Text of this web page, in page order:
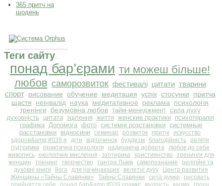
365 притч на
щодень
Теги сайту
понад бар’єрами ти можеш більше!
любов саморозвиток фестивалі цитати тварини
спорт рисование обучение медитация успіх стосунки
притча
щастя
неінвалід наука медитативное реклама
психологія
тренінги
безумовна любов тайм-менеджмент сила духу
духовність
цитата зцілення життя женские практики
психотерапія
графика Допомога фото системні розстановки системные
расстановки відносини семинар розвиток притчі
искусство
здоров&amp;#039;я
діти відпочинок буддизм благодійність
релігія
підтримка
практична психологія надихаюча доброта
любов до себе
живопись
екологічне мислення эзотерика християнство
тренинги для
женщин
тренинг творчество тантра Львів самопознание
релігійні та
духовні книги
йога для начинающих велетні духу
Центр развития
Женщины «Тайны Славянки»
Тайны Славянки сила думки
рисовать
прийняття себе
понад бар&amp;#039;єрами! мудрість карма гроші